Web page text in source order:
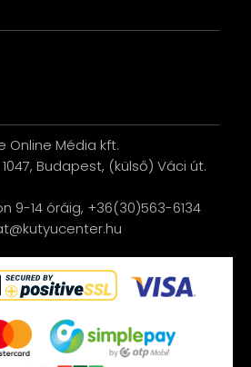
Online Média kft.
1047, Budapest, (külső) Váci út.
9-14 óráig, +36(30)563-6134